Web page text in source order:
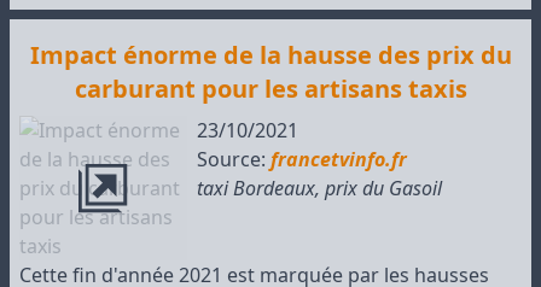
Impact énorme de la hausse des prix du
carburant pour les artisans taxis
23/10/2021
Source: francetvinfo.fr
taxi Bordeaux, prix du Gasoil
Cette fin d'année 2021 est marquée par les hausses